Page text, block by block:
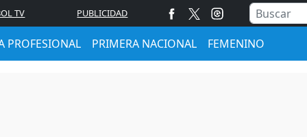
TV PUBLICIDAD
PROFESIONAL PRIMERA NACIONAL FEMENINO